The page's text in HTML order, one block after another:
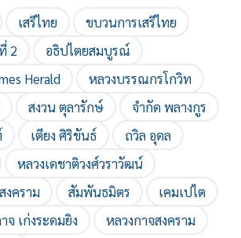
เสรีไทย
ขบวนการเสรีไทย
2
อธิปไตยสมบูรณ์
Herald
หลวงบรรณกรโกวิท
สงวน ตุลารักษ์
จำกัด พลางกูร
เตียง ศิริขันธ์
ถวิล อุดล
หลวงเดชาติวงศ์วราวัฒน์
คราม
สัมพันธมิตร
เคมเปไต
จ เก่งระดมยิง
หลวงกาจสงคราม